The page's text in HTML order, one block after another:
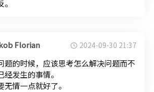
Florian 2024-09-30 21:37
题的时候，应该思考怎么解决问题而不
经发生的事情。
无情一点就好了。